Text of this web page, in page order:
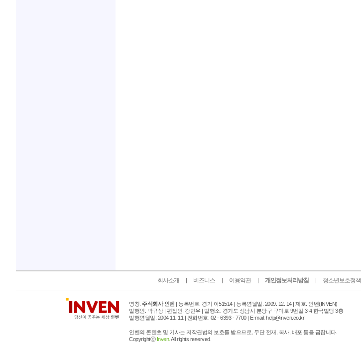
회사소개 비즈니스 이용약관 개인정보처리방침 청소년보호정책
명칭: 주식회사 인벤 | 등록번호: 경기 아51514 | 등록연월일: 2009. 12. 14 | 제호: 인벤 (INVEN)
발행인: 박규상 | 편집인: 강민우 | 발행소: 경기도 성남시 분당구 구미로 9번길 3-4 한국빌딩 3층
발행연월일: 2004 11. 11 |
전화번호: 02 - 6393 - 7700 | E-mail: help@inven.co.kr
인벤의 콘텐츠 및 기사는 저작권법의 보호를 받으므로, 무단 전재, 복사, 배포 등을 금합니다.
Copyrightⓒ Inven. All rights reserved.